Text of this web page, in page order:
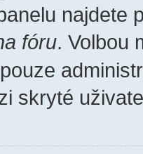
najdete
fóru. Volbou
skryté